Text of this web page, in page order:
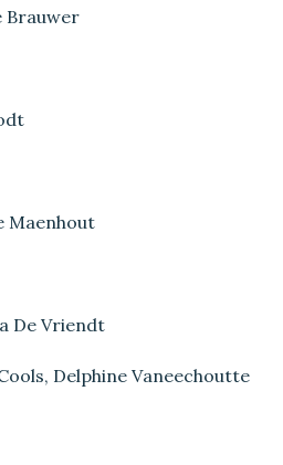
Brauwer
Maenhout
De Vriendt
Delphine Vaneechoutte